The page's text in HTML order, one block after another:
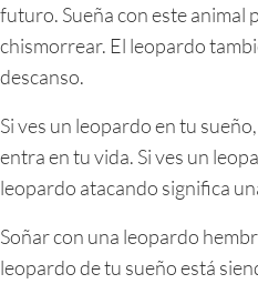
futuro. Sueña con este animal
chismorrear. El leopardo
descanso.
Si ves un leopardo en tu
entra en tu vida. Si ves un
leopardo atacando significa
Soñar con una leopardo
leopardo de tu sueño está